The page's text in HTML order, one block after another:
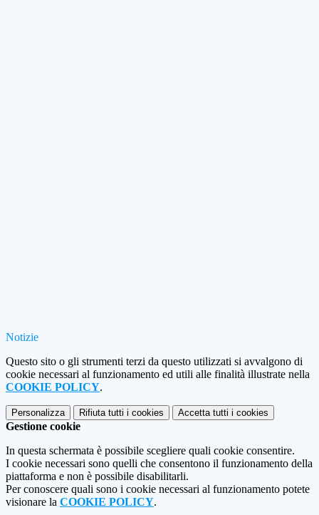
Notizie
Questo sito o gli strumenti terzi da questo utilizzati si avvalgono di
cookie necessari al funzionamento ed utili alle finalità illustrate nella
COOKIE POLICY.
Personalizza Rifiuta tutti i cookies Accetta tutti i cookies
Gestione cookie
In questa schermata è possibile scegliere quali cookie consentire.
I cookie necessari sono quelli che consentono il funzionamento della
piattaforma e non è possibile disabilitarli.
Per conoscere quali sono i cookie necessari al funzionamento potete
visionare la COOKIE POLICY.